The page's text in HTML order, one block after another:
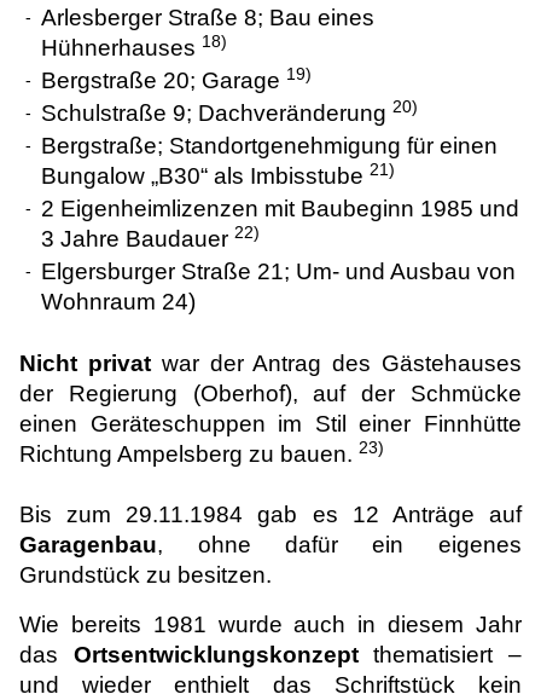
- Arlesberger Straße 8; Bau eines
Hühnerhauses 18)
-
Bergstraße 20; Garage 19)
-
Schulstraße 9; Dachveränderung20)
-
Bergstraße; Standortgenehmigung für einen
Bungalow „B30“ als Imbisstube21)
-
2 Eigenheimlizenzen mit Baubeginn 1985 und
3 Jahre Baudauer22)
-
Elgersburger Straße 21; Um- und Ausbau von
Wohnraum 24)
Nicht privat war der Antrag des Gästehauses
der Regierung (Oberhof), auf der Schmücke
einen Geräteschuppen im Stil einer Finnhütte
Richtung Ampelsberg zu bauen.23)
Bis zum 29.11.1984 gab es 12 Anträge auf
Garagenbau, ohne dafür ein eigenes
Grundstück zu besitzen.
Wie bereits 1981 wurde auch in diesem Jahr
das Ortsentwicklungskonzeptthematisiert –
und wieder enthielt das Schriftstück kein